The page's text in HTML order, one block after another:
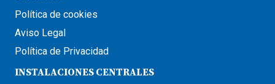
Política de cookies
Aviso Legal
Política de Privacidad
INSTALACIONES CENTRALES